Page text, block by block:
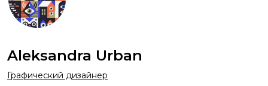
Aleksandra Urban
Графический дизайнер